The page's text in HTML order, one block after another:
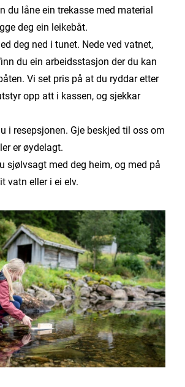
du låne ein trekasse med material
deg ein leikebåt.
deg ned i tunet. Nede ved vatnet,
du ein arbeidsstasjon der du kan
Vi set pris på at du ryddar etter
opp att i kassen, og sjekkar
i resepsjonen. Gje beskjed til oss om
er øydelagt.
sjølvsagt med deg heim, og med på
vatn eller i ei elv.